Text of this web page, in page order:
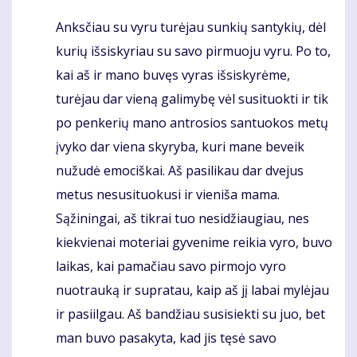
Komentaras
Anksčiau su vyru turėjau sunkių santykių, dėl
kurių išsiskyriau su savo pirmuoju vyru. Po to,
kai aš ir mano buvęs vyras išsiskyrėme,
turėjau dar vieną galimybę vėl susituokti ir tik
po penkerių mano antrosios santuokos metų
įvyko dar viena skyryba, kuri mane beveik
nužudė emociškai. Aš pasilikau dar dvejus
metus nesusituokusi ir vieniša mama.
Sąžiningai, aš tikrai tuo nesidžiaugiau, nes
kiekvienai moteriai gyvenime reikia vyro, buvo
laikas, kai pamačiau savo pirmojo vyro
nuotrauką ir supratau, kaip aš jį labai mylėjau
ir pasiilgau. Aš bandžiau susisiekti su juo, bet
man buvo pasakyta, kad jis tęsė savo